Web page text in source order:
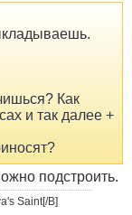
Как
и так далее +
подстроить.
Saint[/B]